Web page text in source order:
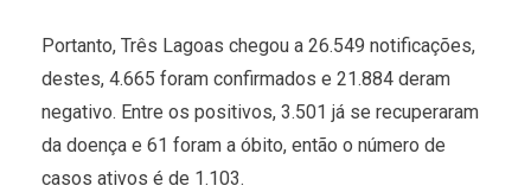
Portanto, Três Lagoas chegou a 26.549 notificações,
destes, 4.665 foram confirmados e 21.884 deram
negativo. Entre os positivos, 3.501 já se recuperaram
da doença e 61 foram a óbito, então o número de
casos ativos é de 1.103.